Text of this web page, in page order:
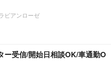
ビアンローゼ
ー受信/開始日相談OK/車通勤O